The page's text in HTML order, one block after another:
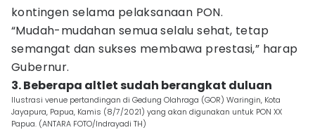
kontingen selama pelaksanaan PON.
“Mudah-mudahan semua selalu sehat, tetap
semangat dan sukses membawa prestasi,” harap
Gubernur.
3. Beberapa altlet sudah berangkat duluan
Ilustrasi venue pertandingan di Gedung Olahraga (GOR) Waringin, Kota
Jayapura, Papua, Kamis (8/7/2021) yang akan digunakan untuk PON XX
Papua. (ANTARA FOTO/Indrayadi TH)